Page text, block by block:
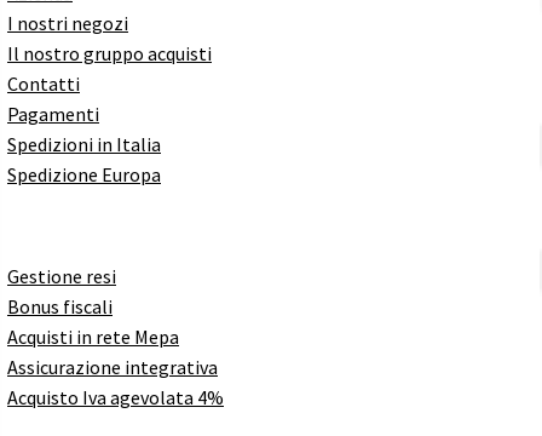
I nostri negozi
Il nostro gruppo acquisti
Contatti
Pagamenti
Spedizioni in Italia
Spedizione Europa
Gestione resi
Bonus fiscali
Acquisti in rete Mepa
Assicurazione integrativa
Acquisto Iva agevolata 4%